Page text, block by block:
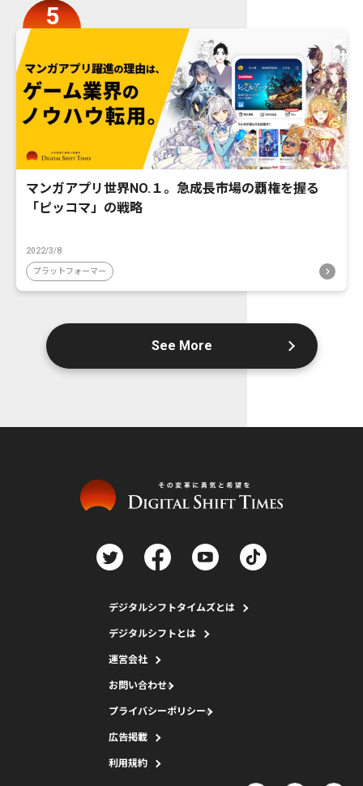
マンガアプリ世界NO.１。急成長市場の覇権を握る
「ピッコマ」の戦略
2022/3/8
プラットフォーマー
See More
デジタルシフトタイムズとは
デジタルシフトとは
運営会社
お問い合わせ
プライバシーポリシー
広告掲載
利用規約